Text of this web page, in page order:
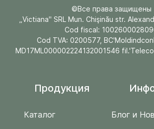
©Все права защищены
„Victiana" SRL Mun. Chişinău str.
Cod fiscal:
Cod TVA: 0200577,
MD17ML000002224132001546
Продукция
Каталог
Блог и